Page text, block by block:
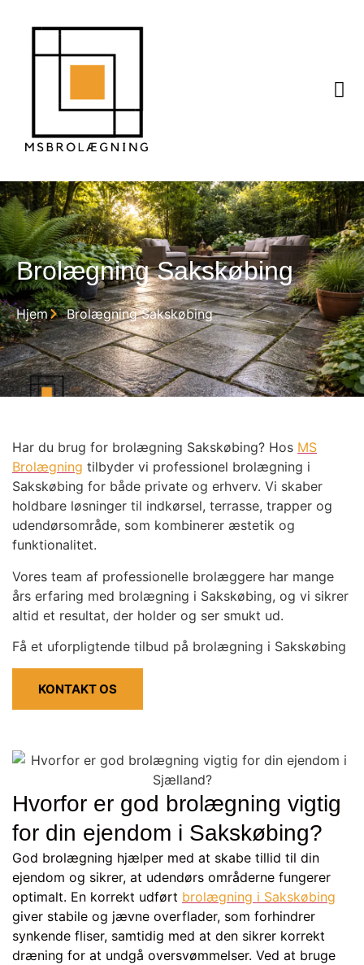
Brolægning Sakskøbing
Hjem Brolægning Sakskøbing
Har du brug for brolægning Sakskøbing? Hos MS
Brolægning tilbyder vi professionel brolægning i
Sakskøbing for både private og erhverv. Vi skaber
holdbare løsninger til indkørsel, terrasse, trapper og
udendørsområde, som kombinerer æstetik og
funktionalitet.
Vores team af professionelle brolæggere har mange
års erfaring med brolægning i Sakskøbing, og vi sikrer
altid et resultat, der holder og ser smukt ud.
Få et uforpligtende tilbud på brolægning i Sakskøbing
KONTAKT OS
Hvorfor er god brolægning vigtig
for din ejendom i Sakskøbing?
God brolægning hjælper med at skabe tillid til din
ejendom og sikrer, at udendørs områderne fungerer
optimalt. En korrekt udført brolægning i Sakskøbing
giver stabile og jævne overflader, som forhindrer
synkende fliser, samtidig med at den sikrer korrekt
dræning for at undgå oversvømmelser. Ved at bruge